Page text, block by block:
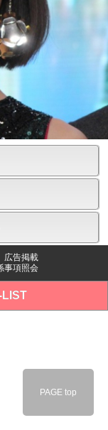
広告掲載
事項照会
PAGE top